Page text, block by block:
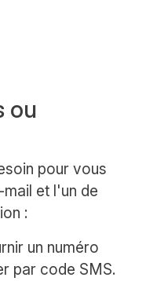
ou
pour vous
et l'un de
:
un numéro
par code SMS.